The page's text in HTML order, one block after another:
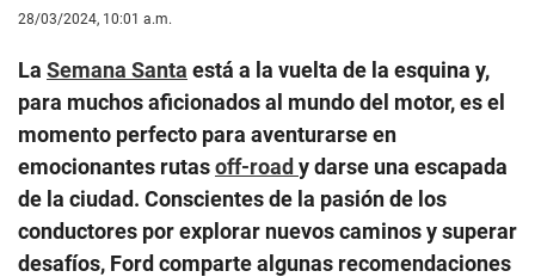
28/03/2024, 10:01 a.m.
La Semana Santa está a la vuelta de la esquina y,
para muchos aficionados al mundo del motor, es el
momento perfecto para aventurarse en
emocionantes rutasoff-road y darse una escapada
de la ciudad. Conscientes de la pasión de los
conductores por explorar nuevos caminos y superar
desafíos, Ford comparte algunas recomendaciones